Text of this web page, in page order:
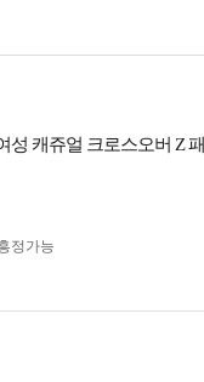
성 캐쥬얼 크로스오버 Z
정가능